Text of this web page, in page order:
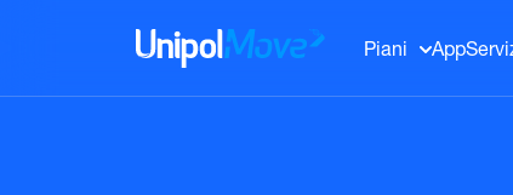
UnipolMove Piani App